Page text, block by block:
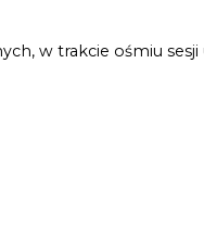
w trakcie ośmiu